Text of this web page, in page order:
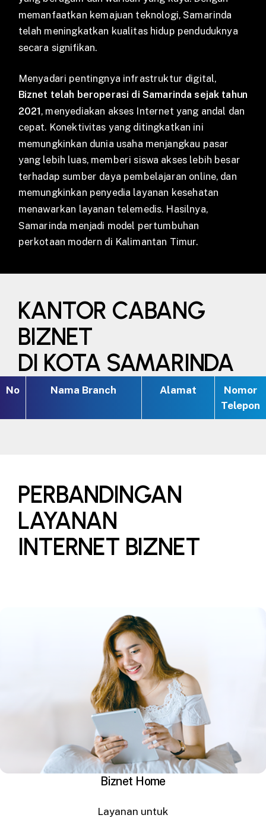
memanfaatkan kemajuan teknologi, Samarinda
telah meningkatkan kualitas hidup penduduknya
secara signifikan.
Menyadari pentingnya infrastruktur digital,
Biznet telah beroperasi di Samarinda sejak tahun
2021, menyediakan akses Internet yang andal dan
cepat. Konektivitas yang ditingkatkan ini
memungkinkan dunia usaha menjangkau pasar
yang lebih luas, memberi siswa akses lebih besar
terhadap sumber daya pembelajaran online, dan
memungkinkan penyedia layanan kesehatan
menawarkan layanan telemedis. Hasilnya,
Samarinda menjadi model pertumbuhan
perkotaan modern di Kalimantan Timur.
KANTOR CABANG
BIZNET
DI KOTA SAMARINDA
No Nama Branch Alamat
Nomor
Telepon
PERBANDINGAN
LAYANAN
INTERNET BIZNET
Biznet Home
Layanan untuk